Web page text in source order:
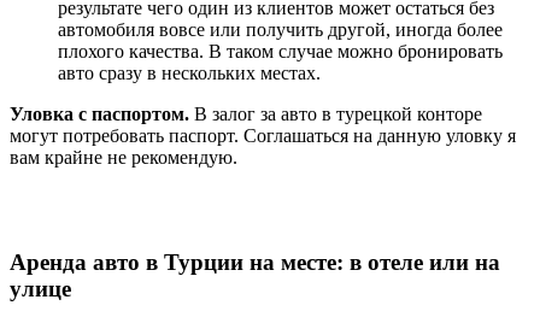
результате чего один из клиентов может остаться без
автомобиля вовсе или получить другой, иногда более
плохого качества. В таком случае можно бронировать
авто сразу в нескольких местах.
Уловка с паспортом. В залог за авто в турецкой конторе
могут потребовать паспорт. Соглашаться на данную уловку я
вам крайне не рекомендую.
Аренда авто в Турции на месте: в отеле или на
улице